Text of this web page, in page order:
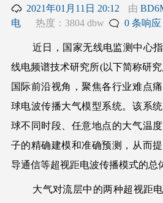
2021年01月11日 20:12 由
电
热度：3804 dbw 0 条响应
近日，国家无线电监测中心指
线电频谱技术研究所(以下简称研
国际前沿视角，聚焦各行业难点
球电波传播大气模型系统。该系
球不同时段、任意地点的大气温
子的精确建模和准确预测，从而
导通信等超视距电波传播模式的总
大气对流层中的两种超视距